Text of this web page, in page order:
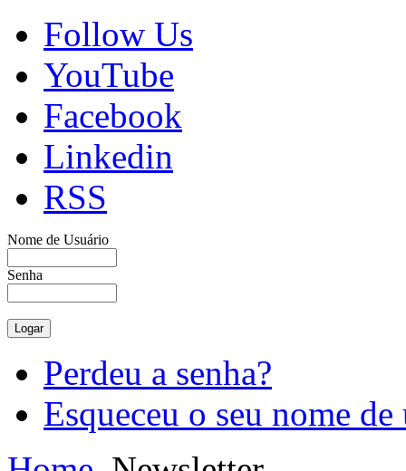
Follow Us
YouTube
Facebook
Linkedin
RSS
Nome de Usuário
Senha
Perdeu a senha?
Esqueceu o seu nome de